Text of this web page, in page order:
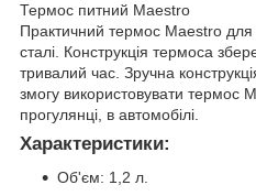
Термос питний Maestro
Практичний термос Maestro для
сталі. Конструкція термоса
тривалий час. Зручна
змогу використовувати термос
прогулянці, в автомобілі.
Характеристики:
Об'єм: 1,2 л.